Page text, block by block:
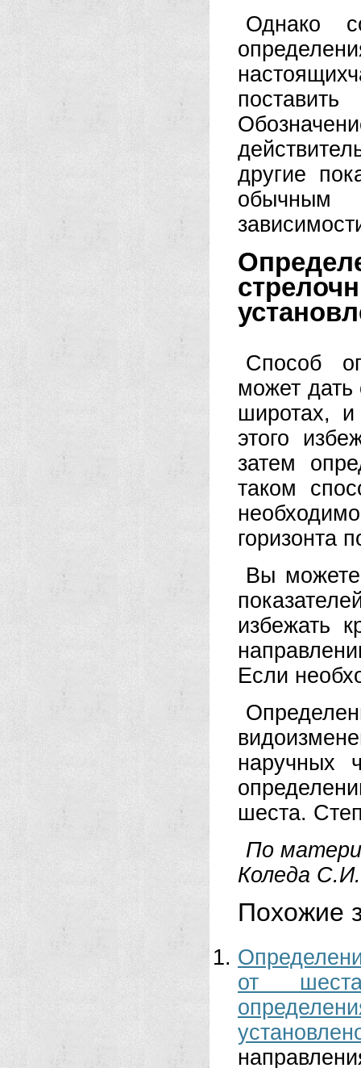
Однако
другие
обычным
Способ
может
широтах,
этого
затем
таком
горизонта
Вы можете
избежать
Если
наручных
шеста.
По
Коледа
Похожие
от